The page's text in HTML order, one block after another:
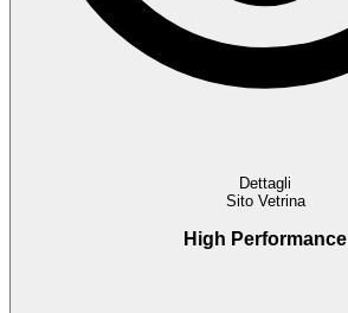
Dettagli
Sito Vetrina
High Performance